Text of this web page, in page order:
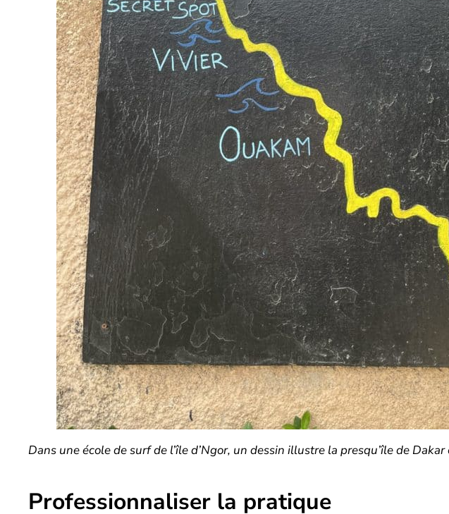
Dans une école de surf de l’île d’Ngor, un dessin illustre la presqu’île de
Professionnaliser la pratique